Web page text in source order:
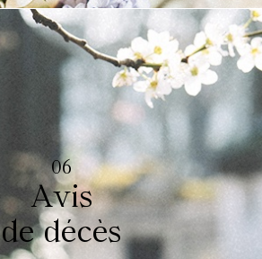
06
Avis
de décès